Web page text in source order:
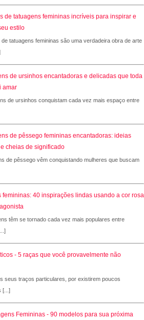
de tatuagens femininas incríveis para inspirar e
estilo
tatuagens femininas são uma verdadeira obra de arte
de ursinhos encantadoras e delicadas que toda
amar
de ursinhos conquistam cada vez mais espaço entre
de pêssego femininas encantadoras: ideias
cheias de significado
de pêssego vêm conquistando mulheres que buscam
femininas: 40 inspirações lindas usando a cor rosa
têm se tornado cada vez mais populares entre
- 5 raças que você provavelmente não
seus traços particulares, por existirem poucos
[...]
Femininas - 90 modelos para sua próxima